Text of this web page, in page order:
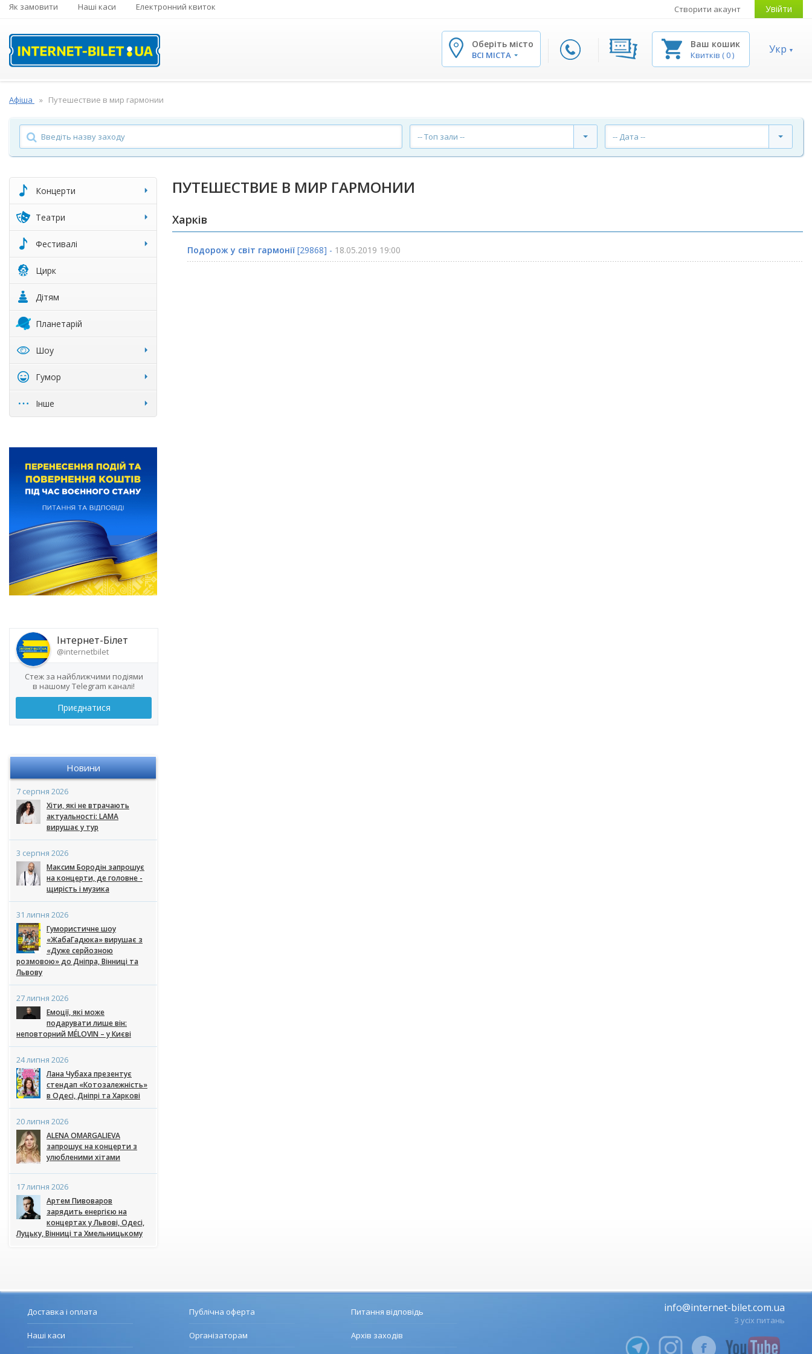
Як замовити Наші каси Електронний квиток Створити акаунт Увійти
Оберіть місто
ВСІ МІСТА
Ваш кошик
Квитків (0) Укр
Афіша Путешествие в мир гармонии
-- Топ зали -- -- Дата --
Концерти
Театри
Фестивалі
Цирк
Дітям
Планетарій
Шоу
Гумор
Інше
Інтернет-Білет
@internetbilet
Стеж за найближчими подіями
в нашому Telegram каналі!
Приєднатися
Новини
7 серпня 2026
Хіти, які не втрачають
актуальності: LAMA
вирушає у тур
3 серпня 2026
Максим Бородін запрошує
на концерти, де головне -
щирість і музика
31 липня 2026
Гумористичне шоу
«ЖабаГадюка» вирушає з
«Дуже серйозною
розмовою» до Дніпра, Вінниці та
Львову
27 липня 2026
Емоції, які може
подарувати лише він:
неповторний MÉLOVIN – у Києві
24 липня 2026
Лана Чубаха презентує
стендап «Котозалежність»
в Одесі, Дніпрі та Харкові
20 липня 2026
ALENA OMARGALIEVA
запрошує на концерти з
улюбленими хітами
17 липня 2026
Артем Пивоваров
зарядить енергією на
концертах у Львові, Одесі,
Луцьку, Вінниці та Хмельницькому
ПУТЕШЕСТВИЕ В МИР ГАРМОНИИ
Харків
Подорож у світ гармонії [29868] - 18.05.2019 19:00
Доставка і оплата
Наші каси
Публічна оферта
Організаторам
Питання відповідь
Архів заходів
info@internet-bilet.com.ua
З усіх питань